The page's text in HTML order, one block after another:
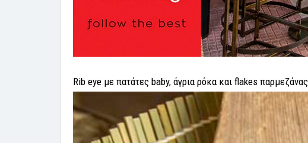
Rib eye με πατάτες baby, άγρια ρόκα και flakes παρμεζάνας